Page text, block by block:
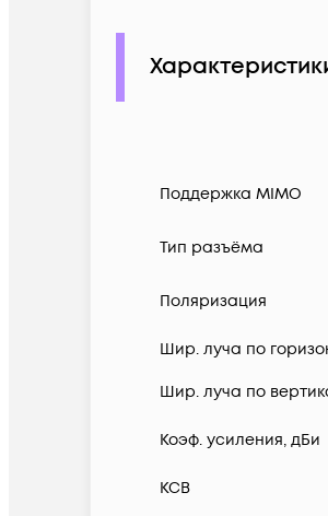
Поддержка MIMO
Тип разъёма
Поляризация
Шир. луча по
Шир. луча по
Коэф. усиления, дБи
КСВ